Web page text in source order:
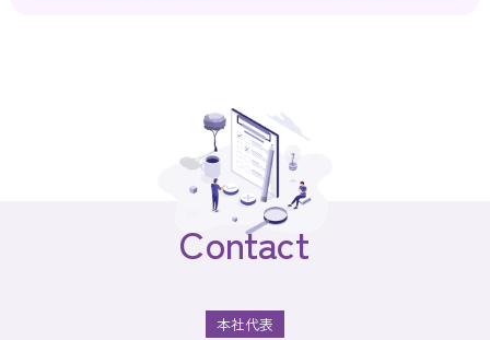
Contact
本社代表